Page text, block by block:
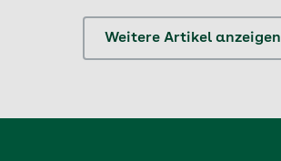
Weitere Artikel anzeigen